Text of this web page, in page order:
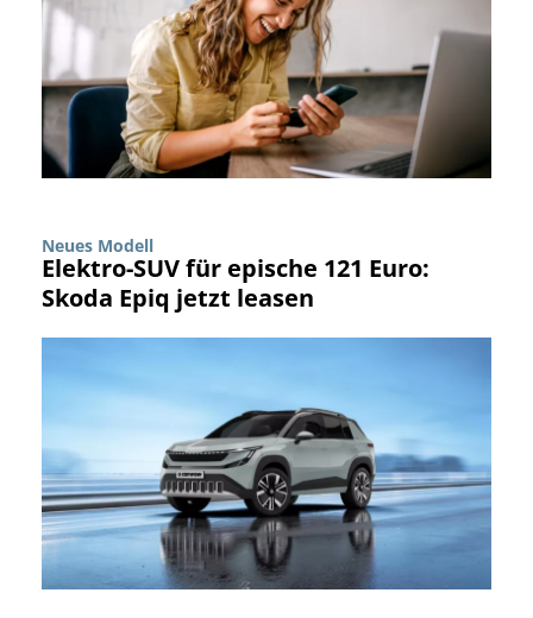
Neues Modell
Elektro-SUV für epische 121 Euro:
Skoda Epiq jetzt leasen